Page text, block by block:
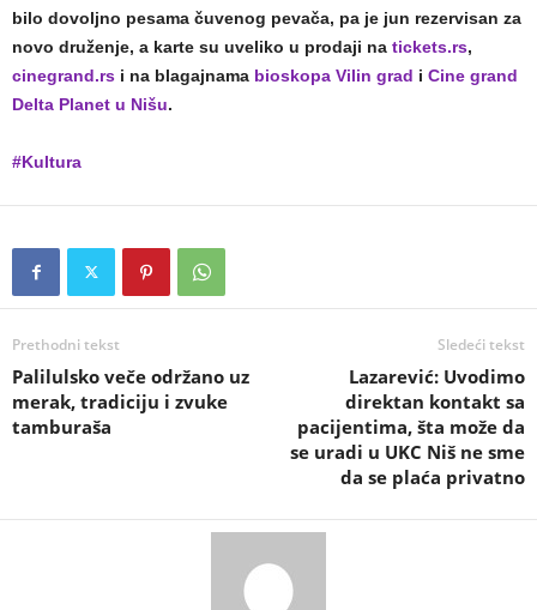
bilo dovoljno pesama čuvenog pevača, pa je jun rezervisan za
novo druženje, a karte su uveliko u prodaji na tickets.rs,
cinegrand.rs i na blagajnama bioskopa Vilin grad i Cine grand
Delta Planet u Nišu.
#Kultura
Prethodni tekst
Palilulsko veče održano uz
merak, tradiciju i zvuke
tamburaša
Sledeći tekst
Lazarević: Uvodimo
direktan kontakt sa
pacijentima, šta može da
se uradi u UKC Niš ne sme
da se plaća privatno